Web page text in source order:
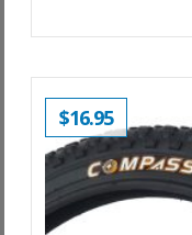
$16.95